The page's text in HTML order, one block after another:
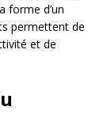
forme d’un
permettent de
et de